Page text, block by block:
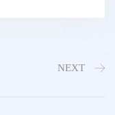
NEXT